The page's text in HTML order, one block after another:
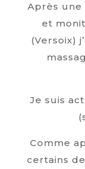
Après
et
(Versoix)
Je suis
Comme
certains